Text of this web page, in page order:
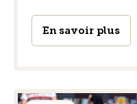
En savoir plus